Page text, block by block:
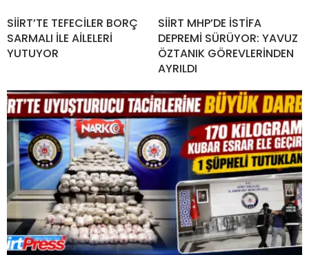
SİİRT’TE TEFECİLER BORÇ
SARMALI İLE AİLELERİ
YUTUYOR
SİİRT MHP’DE İSTİFA
DEPREMİ SÜRÜYOR: YAVUZ
ÖZTANIK GÖREVLERİNDEN
AYRILDI